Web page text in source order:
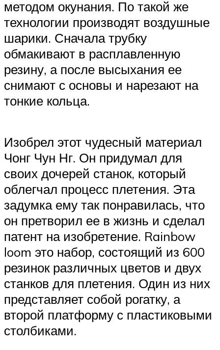
методом окунания. По такой же
технологии производят воздушные
шарики. Сначала трубку
обмакивают в расплавленную
резину, а после высыхания ее
снимают с основы и нарезают на
тонкие кольца.
Изобрел этот чудесный материал
Чонг Чун Нг. Он придумал для
своих дочерей станок, который
облегчал процесс плетения. Эта
задумка ему так понравилась, что
он претворил ее в жизнь и сделал
патент на изобретение. Rainbow
loom это набор, состоящий из 600
резинок различных цветов и двух
станков для плетения. Один из них
представляет собой рогатку, а
второй платформу с пластиковыми
столбиками.